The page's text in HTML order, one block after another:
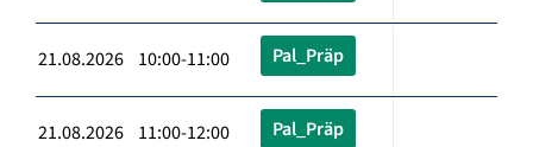
21.08.2026 10:00-11:00 Pal_Präp
21.08.2026 11:00-12:00 Pal_Präp